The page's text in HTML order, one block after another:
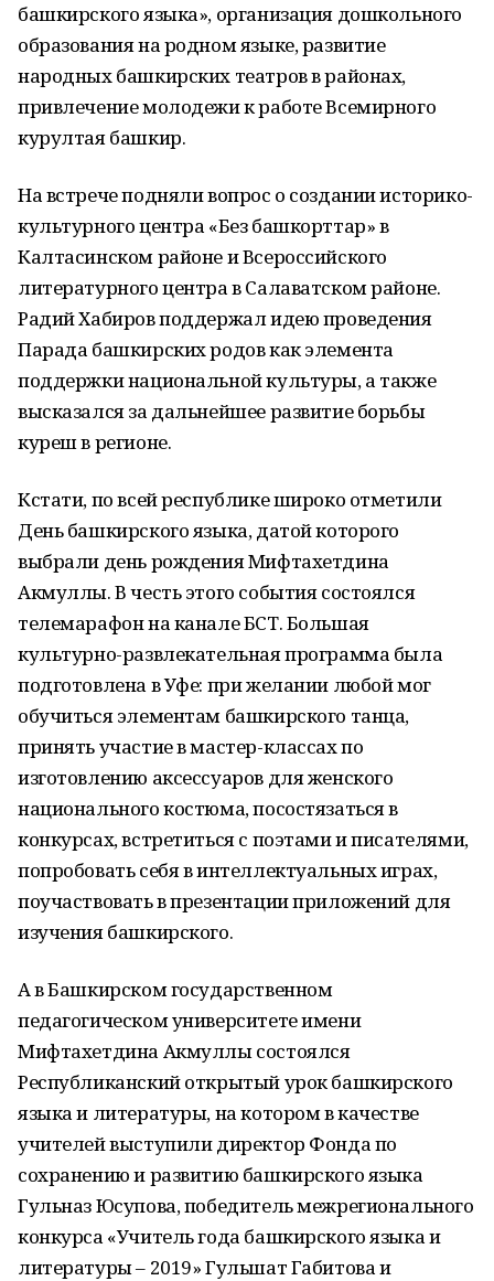
башкирского языка», организация дошкольного
образования на родном языке, развитие
народных башкирских театров в районах,
привлечение молодежи к работе Всемирного
курултая башкир.
На встрече подняли вопрос о создании историко-
культурного центра «Без башкорттар» в
Калтасинском районе и Всероссийского
литературного центра в Салаватском районе.
Радий Хабиров поддержал идею проведения
Парада башкирских родов как элемента
поддержки национальной культуры, а также
высказался за дальнейшее развитие борьбы
куреш в регионе.
Кстати, по всей республике широко отметили
День башкирского языка, датой которого
выбрали день рождения Мифтахетдина
Акмуллы. В честь этого события состоялся
телемарафон на канале БСТ. Большая
культурно-развлекательная программа была
подготовлена в Уфе: при желании любой мог
обучиться элементам башкирского танца,
принять участие в мастер-классах по
изготовлению аксессуаров для женского
национального костюма, посостязаться в
конкурсах, встретиться с поэтами и писателями,
попробовать себя в интеллектуальных играх,
поучаствовать в презентации приложений для
изучения башкирского.
А в Башкирском государственном
педагогическом университете имени
Мифтахетдина Акмуллы состоялся
Республиканский открытый урок башкирского
языка и литературы, на котором в качестве
учителей выступили директор Фонда по
сохранению и развитию башкирского языка
Гульназ Юсупова, победитель межрегионального
конкурса «Учитель года башкирского языка и
литературы – 2019» Гульшат Габитова и